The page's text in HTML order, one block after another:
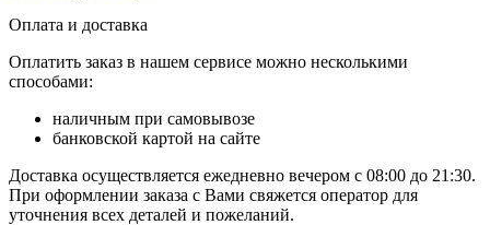
Оплата и доставка
Оплатить заказ в нашем сервисе можно несколькими
способами:
наличным при самовывозе
банковской картой на сайте
Доставка осуществляется ежедневно вечером с 08:00 до 21:30.
При оформлении заказа с Вами свяжется оператор для
уточнения всех деталей и пожеланий.